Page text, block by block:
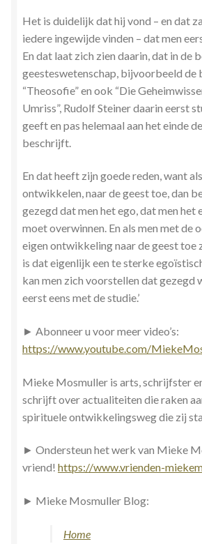
Het is duidelijk dat hij vond – en dat
iedere ingewijde vinden – dat men
En dat laat zich zien daarin, dat in de
geesteswetenschap, bijvoorbeeld de
“Theosofie” en ook “Die
Umriss”, Rudolf Steiner daarin eerst
geeft en pas helemaal aan het einde
beschrijft.
En dat heeft zijn goede reden, want
ontwikkelen, naar de geest toe, dan
gezegd dat men het ego, dat men het
moet overwinnen. En als men met de
eigen ontwikkeling naar de geest toe
is dat eigenlijk een te sterke
kan men zich voorstellen dat gezegd
eerst eens met de studie.’
► Abonneer u voor meer video’s:
https://www.youtube.com/
Mieke Mosmuller is arts, schrijfster
schrijft over actualiteiten die raken
spirituele ontwikkelingsweg die zij
► Ondersteun het werk van Mieke
vriend! https://www.vrienden-
► Mieke Mosmuller Blog:
Home